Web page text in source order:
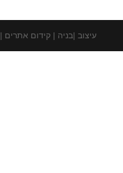
עיצוב |בניה | קידום אתרים |